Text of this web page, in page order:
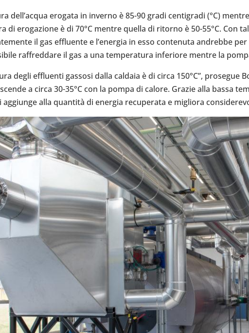
del­l’ac­qua erogata in inverno è 85-90 gradi cen­ti­gradi (°C)
di ero­ga­zione è di 70°C mentre quella di ritorno è 50-55°C.
il gas effluente e l’e­ner­gia in esso con­te­nuta andrebbe
raf­fred­dare il gas a una tem­pe­ra­tura infe­riore mentre la
degli effluenti gassosi dalla caldaia è di circa 150°C”, pro­se­gue
a circa 30-35°C con la pompa di calore. Grazie alla bassa
aggiunge alla quantità di energia recu­pe­rata e migliora